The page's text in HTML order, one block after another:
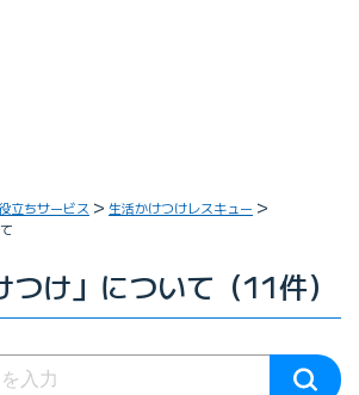
立ちサービス
生活かけつけレスキュー
つけ」について（11件）